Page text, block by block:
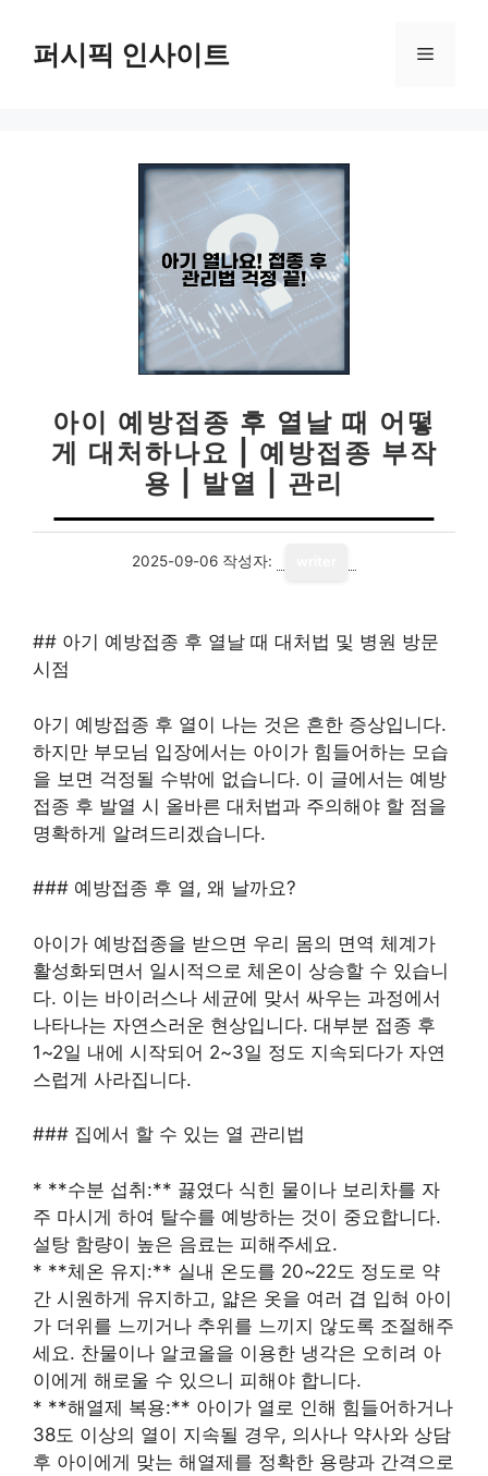
퍼시픽 인사이트 메
아이 예방접종 후 열날 때 어떻
게 대처하나요 | 예방접종 부작
용 | 발열 | 관리
2025-09-06 작성자:
## 아기 예방접종 후 열날 때 대처법 및 병원 방문
시점
아기 예방접종 후 열이 나는 것은 흔한 증상입니다.
하지만 부모님 입장에서는 아이가 힘들어하는 모습
을 보면 걱정될 수밖에 없습니다. 이 글에서는 예방
접종 후 발열 시 올바른 대처법과 주의해야 할 점을
명확하게 알려드리겠습니다.
### 예방접종 후 열, 왜 날까요?
아이가 예방접종을 받으면 우리 몸의 면역 체계가
활성화되면서 일시적으로 체온이 상승할 수 있습니
다. 이는 바이러스나 세균에 맞서 싸우는 과정에서
나타나는 자연스러운 현상입니다. 대부분 접종 후
1~2일 내에 시작되어 2~3일 정도 지속되다가 자연
스럽게 사라집니다.
### 집에서 할 수 있는 열 관리법
* **수분 섭취:** 끓였다 식힌 물이나 보리차를 자
주 마시게 하여 탈수를 예방하는 것이 중요합니다.
설탕 함량이 높은 음료는 피해주세요.
* **체온 유지:** 실내 온도를 20~22도 정도로 약
간 시원하게 유지하고, 얇은 옷을 여러 겹 입혀 아이
가 더위를 느끼거나 추위를 느끼지 않도록 조절해주
세요. 찬물이나 알코올을 이용한 냉각은 오히려 아
이에게 해로울 수 있으니 피해야 합니다.
* **해열제 복용:** 아이가 열로 인해 힘들어하거나
38도 이상의 열이 지속될 경우, 의사나 약사와 상담
후 아이에게 맞는 해열제를 정확한 용량과 간격으로